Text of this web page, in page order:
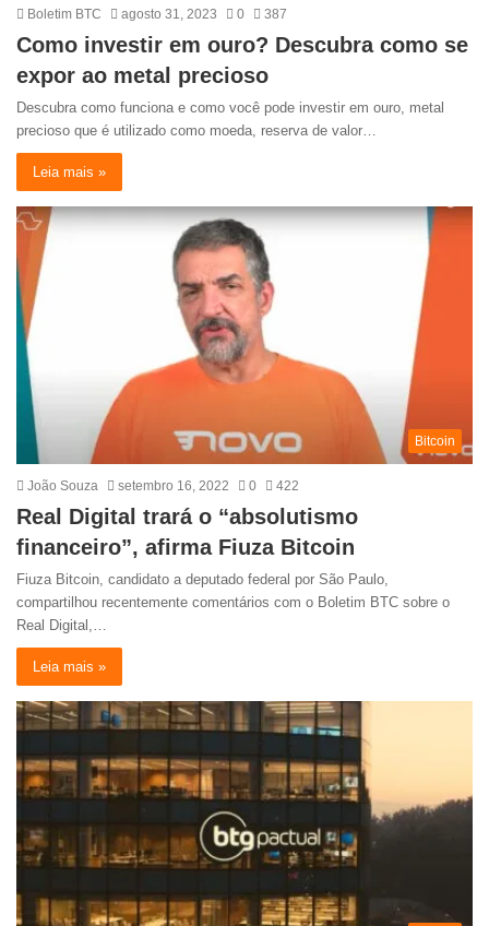
Boletim BTC agosto 31, 2023 0 387
Como investir em ouro? Descubra como se
expor ao metal precioso
Descubra como funciona e como você pode investir em ouro, metal
precioso que é utilizado como moeda, reserva de valor…
Leia mais »
Bitcoin
João Souza setembro 16, 2022 0 422
Real Digital trará o “absolutismo
financeiro”, afirma Fiuza Bitcoin
Fiuza Bitcoin, candidato a deputado federal por São Paulo,
compartilhou recentemente comentários com o Boletim BTC sobre o
Real Digital,…
Leia mais »